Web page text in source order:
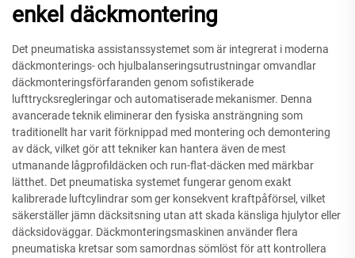
enkel däckmontering
Det pneumatiska assistanssystemet som är integrerat i moderna
däckmonterings- och hjulbalanseringsutrustningar omvandlar
däckmonteringsförfaranden genom sofistikerade
lufttrycksregleringar och automatiserade mekanismer. Denna
avancerade teknik eliminerar den fysiska ansträngning som
traditionellt har varit förknippad med montering och demontering
av däck, vilket gör att tekniker kan hantera även de mest
utmanande lågprofildäcken och run-flat-däcken med märkbar
lätthet. Det pneumatiska systemet fungerar genom exakt
kalibrerade luftcylindrar som ger konsekvent kraftpåförsel, vilket
säkerställer jämn däcksitsning utan att skada känsliga hjulytor eller
däcksidoväggar. Däckmonteringsmaskinen använder flera
pneumatiska kretsar som samordnas sömlöst för att kontrollera